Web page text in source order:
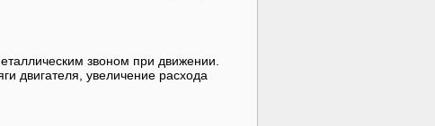
звоном при движении.
двигателя, увеличение расхода